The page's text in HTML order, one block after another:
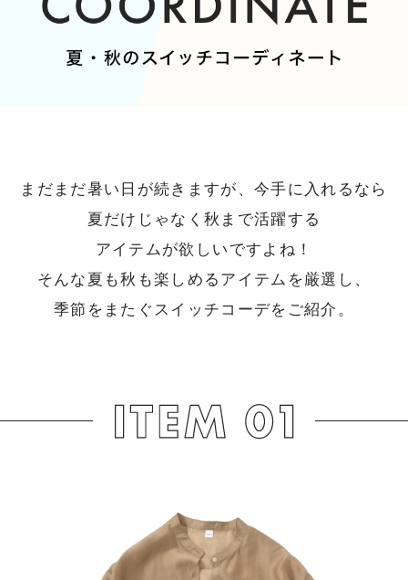
まだまだ暑い日が続きますが、今手に入れるなら
夏だけじゃなく秋まで活躍する
アイテムが欲しいですよね！
そんな夏も秋も楽しめるアイテムを厳選し、
季節をまたぐスイッチコーデをご紹介。